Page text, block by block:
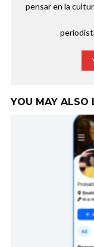
pensar en la
YOU MAY ALSO